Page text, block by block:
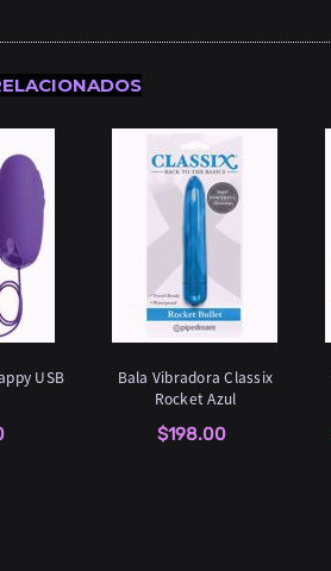
USB
Bala Vibradora Classix
Rocket Azul
$198.00